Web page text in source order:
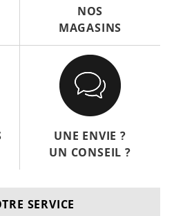
NOS
MAGASINS
UNE ENVIE ?
UN CONSEIL ?
SERVICE